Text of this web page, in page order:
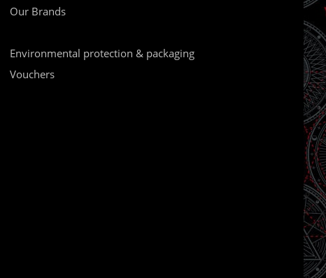
Our Brands
Environmental protection & packaging
Vouchers